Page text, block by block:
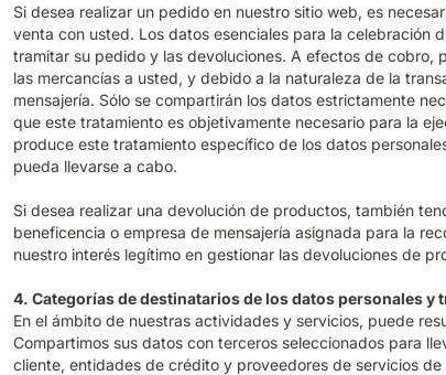
Si desea realizar un pedido en nuestro sitio web, es
venta con usted. Los datos esenciales para la celebración
tramitar su pedido y las devoluciones. A efectos de cobro,
las mercancías a usted, y debido a la naturaleza de la
mensajería. Sólo se compartirán los datos estrictamente
que este tratamiento es objetivamente necesario para la
produce este tratamiento específico de los datos
pueda llevarse a cabo.
Si desea realizar una devolución de productos, también
beneficencia o empresa de mensajería asignada para la
nuestro interés legítimo en gestionar las devoluciones de
4. Categorías de destinatarios de los datos personales y
En el ámbito de nuestras actividades y servicios, puede
Compartimos sus datos con terceros seleccionados para
cliente, entidades de crédito y proveedores de servicios